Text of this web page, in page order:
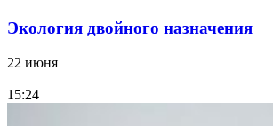
Экология двойного назначения
22 июня
15:24